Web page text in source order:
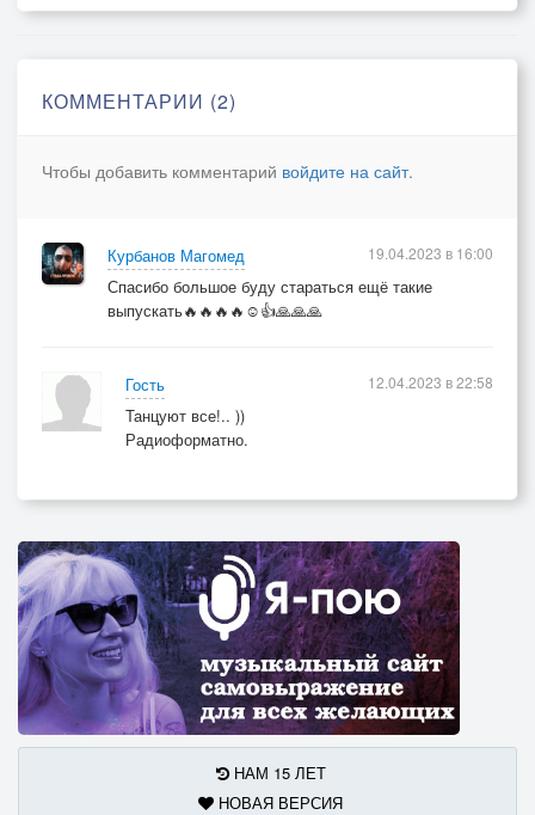
КОММЕНТАРИИ (2)
Чтобы добавить комментарий войдите на сайт.
Курбанов Магомед
Спасибо большое буду стараться ещё такие
выпускать🔥🔥🔥🔥☺👍🙏🙏🙏
19.04.2023 в 16:00
Гость
Танцуют все!.. ))
Радиоформатно.
12.04.2023 в 22:58
НАМ 15 ЛЕТ
НОВАЯ ВЕРСИЯ